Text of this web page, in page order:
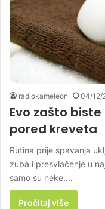
radiokameleon 04/12/
Evo zašto
pored kreveta
Rutina prije spavanja
zuba i presvlačenje u
samo su neke.…
Pročitaj više